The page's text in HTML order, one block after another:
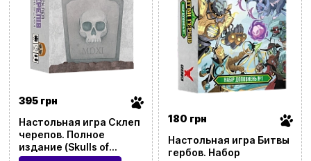
395 грн
Настольная игра Склеп
черепов. Полное
издание (Skulls of
180 грн
Настольная игра Битвы
гербов. Набор